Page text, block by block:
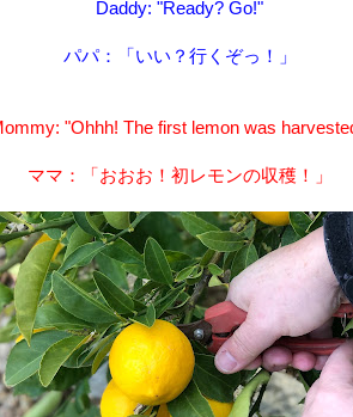
Daddy: "Ready? Go!"
パパ：「いい？行くぞっ！」
"Ohhh! The first lemon was
ママ：「おおお！初レモンの収穫！」